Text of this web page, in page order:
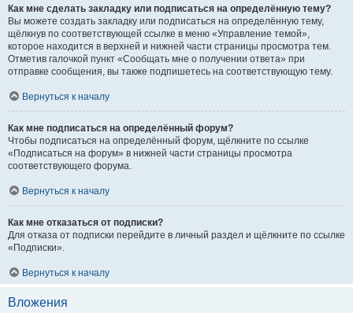
Как мне сделать закладку или подписаться на определённую тему?
Вы можете создать закладку или подписаться на определённую тему,
щёлкнув по соответствующей ссылке в меню «Управление темой»,
которое находится в верхней и нижней части страницы просмотра тем.
Отметив галочкой пункт «Сообщать мне о получении ответа» при
отправке сообщения, вы также подпишетесь на соответствующую тему.
Вернуться к началу
Как мне подписаться на определённый форум?
Чтобы подписаться на определённый форум, щёлкните по ссылке
«Подписаться на форум» в нижней части страницы просмотра
соответствующего форума.
Вернуться к началу
Как мне отказаться от подписки?
Для отказа от подписки перейдите в личный раздел и щёлкните по ссылке
«Подписки».
Вернуться к началу
Вложения